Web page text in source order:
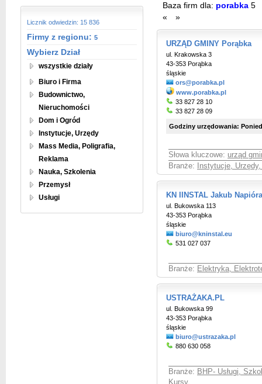
Licznik odwiedzin: 15 836
Firmy z regionu: 5
Wybierz Dział
wszystkie działy
Biuro i Firma
Budownictwo,
Nieruchomości
Dom i Ogród
Instytucje, Urzędy
Mass Media, Poligrafia,
Reklama
Nauka, Szkolenia
Przemysł
Usługi
Baza firm dla: porabka 5
«
»
URZĄD GMINY Porąbka
ul. Krakowska 3
43-353 Porąbka
śląskie
ors@porabka.pl
www.porabka.pl
33 827 28 10
33 827 28 09
Godziny urzędowania:
Słowa kluczowe: urząd
Branże:
Instytucje,
KN IINSTAL Jakub
ul. Bukowska 113
43-353 Porąbka
śląskie
biuro@kninstal.eu
531 027 037
Branże: Elektryka,
USTRAŻAKA.PL
ul. Bukowska 99
43-353 Porąbka
śląskie
biuro@ustrazaka.pl
880 630 058
Branże: BHP- Usługi,
Kursy,